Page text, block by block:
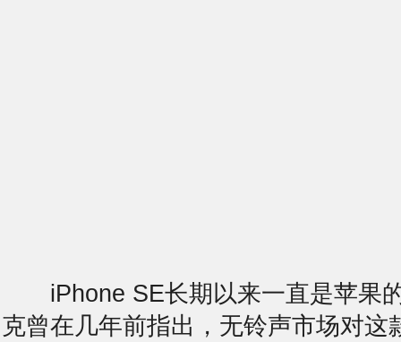
iPhone SE长期以来一直是苹果
克曾在几年前指出， 无铃声市场对这